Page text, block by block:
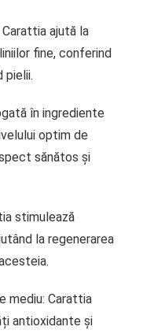
ajută la
fine, conferind
pielii.
în ingrediente
optim de
sănătos și
stimulează
la regenerarea
mediu: Carattia
antioxidante și